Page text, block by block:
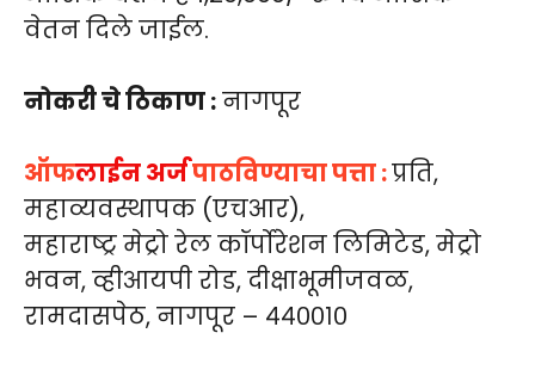
वेतन दिले जाईल.
नोकरी चे ठिकाण :नागपूर
ऑफलाईन अर्जपाठविण्याचा पत्ता :प्रति,
महाव्यवस्थापक (एचआर),
महाराष्ट्र मेट्रो रेल कॉर्पोरेशन लिमिटेड, मेट्रो
भवन, व्हीआयपी रोड, दीक्षाभूमीजवळ,
रामदासपेठ, नागपूर – ४४००१०